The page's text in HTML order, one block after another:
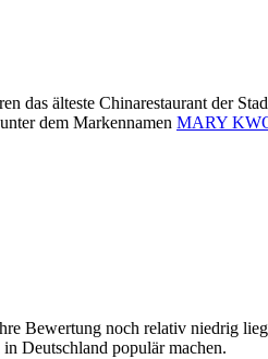
älteste Chinarestaurant der
dem Markennamen MARY
Bewertung noch relativ niedrig
Deutschland populär machen.